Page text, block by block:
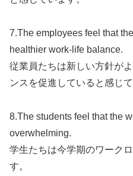
7.The employees feel that
healthier work-life balance.
従業員たちは新しい方針が
ンスを促進していると感じて
8.The students feel that the
overwhelming.
学生たちは今学期のワーク
す。